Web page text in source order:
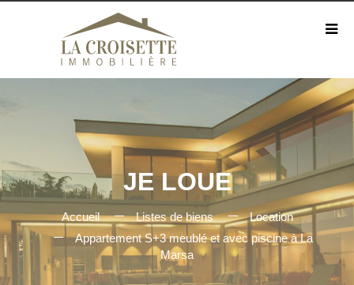
JE LOUE
Accueil Listes de biens
Location
Appartement S+3 meublé et avec piscine à La
Marsa